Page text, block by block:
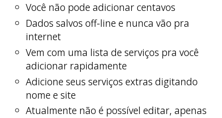
Você não pode adicionar centavos
Dados salvos off-line e nunca vão pra
internet
Vem com uma lista de serviços pra você
adicionar rapidamente
Adicione seus serviços extras digitando
nome e site
Atualmente não é possível editar, apenas